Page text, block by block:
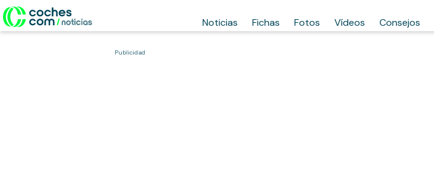
Noticias Fichas Fotos Vídeos Consejos
Publicidad